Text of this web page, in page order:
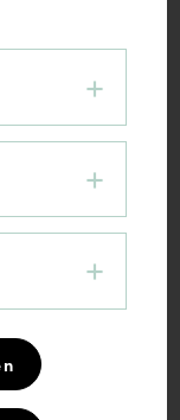
Angerer,